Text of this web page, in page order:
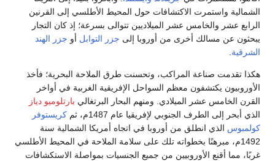
الشمالية واستمرت الاكتشافات حول المحيط الأطلسي إلى القرنين
الرابع عشر والخامس عشر الميلاديين تتوالى بسرعة؛ إذ كان التجار
يبحثون عن مسالك أخرى من أوروبا إلى جزر التوابل أو جزر الهند
الشرقية
هكذا تقدمت صناعة المراكب، وتحسنت طرق الملاحة البحرية؛ فأخذ
الأوروبيون يكتشفون معظم السواحل الإفريقية الغربية في أواخر
القرن الخامس عشر الميلادي. ومنهم البحار البرتغالي بارتلوميو دياز
الذي أبحر إلى الطرف الجنوبي لإفريقيا عام 1487م، ثم
كريستوفر
كولمبوس الذي انطلق من أوروبا في اتجاه أمريكا الشمالية سنة
1492م، مبرهنًا بخطواته تلك على سلامة الملاحة في المحيط الأطلسي
غربًا، مما أقنع الأوروبيين من جميع الجنسيات بمواصلة الاستكشافات